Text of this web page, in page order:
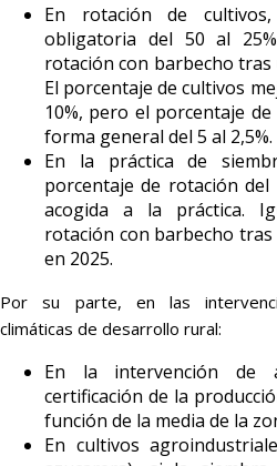
En rotación de
obligatoria del 50 al
rotación con barbecho
El porcentaje de cultivos
10%, pero el porcentaje
forma general del 5 al 2,5%.
En la práctica de
porcentaje de rotación
acogida a la práctica.
rotación con barbecho
en 2025.
Por su parte, en las
climáticas de desarrollo rural:
En la intervención de
certificación de la
función de la media de la
En cultivos